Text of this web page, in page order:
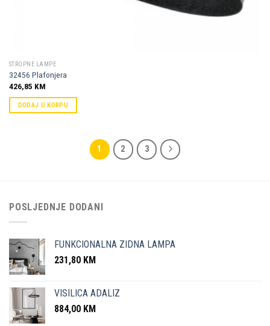
STROPNE LAMPE
32456 Plafonjera
426,85 KM
DODAJ U KORPU
1 2 3
POSLJEDNJE DODANI
FUNKCIONALNA ZIDNA LAMPA
231,80 KM
VISILICA ADALIZ
884,00 KM